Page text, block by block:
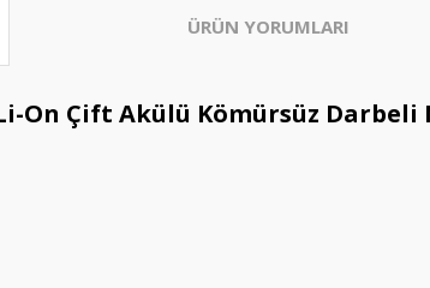
ÜRÜN YORUMLARI
Li-On Çift Akülü Kömürsüz